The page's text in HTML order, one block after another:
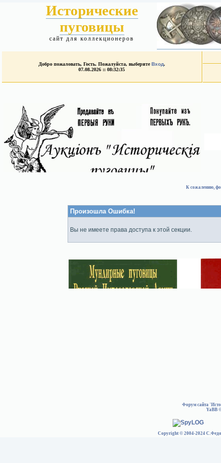
Исторические
пуговицы
сайт для коллекционеров
Добро пожаловать, Гость. Пожалуйста, выберитеВход.
07.08.2026 :: 08:32:35
К сожалению,
Произошла Ошибка!
Вы не имеете права доступа к этой секции.
Форум сайта
YaBB
Copyright © 2004-2024